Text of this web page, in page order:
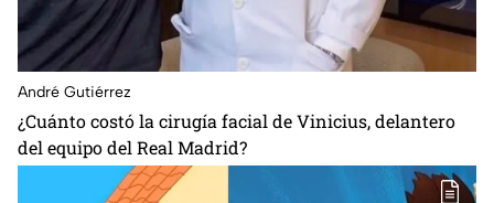
André Gutiérrez
¿Cuánto costó la cirugía facial de Vinicius, delantero
del equipo del Real Madrid?